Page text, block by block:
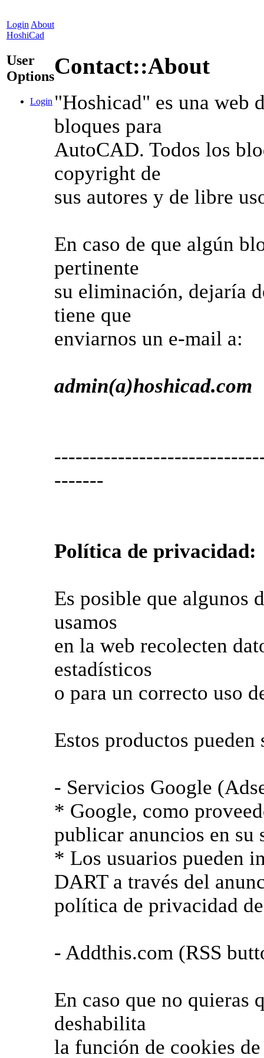
Login About
HoshiCad
User
Options
Login
Contact::About
"Hoshicad" es una web
bloques para
AutoCAD. Todos los
copyright de
sus autores y de libre
En caso de que algún
pertinente
su eliminación, dejaría
tiene que
enviarnos un e-mail a:
admin(a)hoshicad.com
-------
Política de privacidad:
Es posible que algunos
usamos
en la web recolecten
estadísticos
o para un correcto uso
Estos productos pueden
- Servicios Google
* Google, como
publicar anuncios en su
* Los usuarios pueden
DART a través del
política de privacidad
- Addthis.com (RSS
En caso que no quieras
deshabilita
la función de cookies